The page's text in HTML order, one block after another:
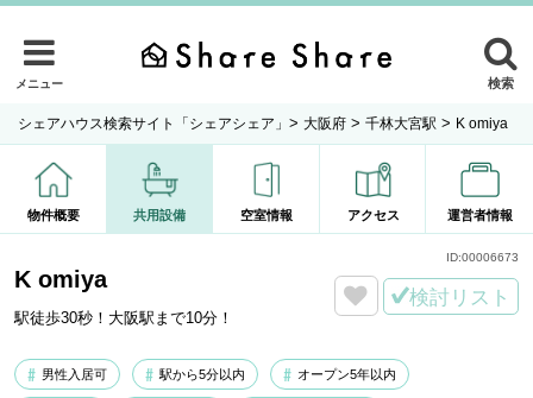
メニュー 検索
シェアハウス検索サイト「シェアシェア」 > 大阪府 > 千林大宮駅 > K omiya
物件概要 共用設備 空室情報 アクセス 運営者情報
K omiya
駅徒歩30秒！大阪駅まで10分！
検討リスト
男性入居可 駅から5分以内 オープン5年以内
ID:00006673